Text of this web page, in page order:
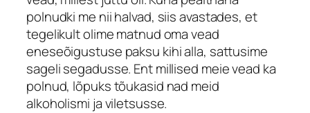
polnudki me nii halvad, siis avastades, et
tegelikult olime matnud oma vead
eneseõigustuse paksu kihi alla, sattusime
sageli segadusse. Ent millised meie vead ka
polnud, lõpuks tõukasid nad meid
alkoholismi ja viletsusse.